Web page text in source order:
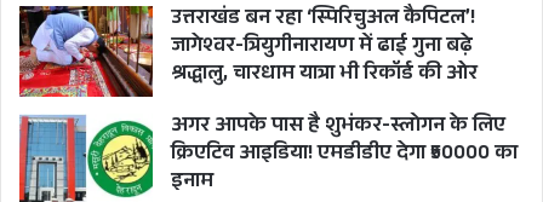
उत्तराखंड बन रहा ‘स्पिरिचुअल कैपिटल’!
जागेश्वर-त्रियुगीनारायण में ढाई गुना बढ़े
श्रद्धालु, चारधाम यात्रा भी रिकॉर्ड की ओर
अगर आपके पास है शुभंकर-स्लोगन के लिए
क्रिएटिव आइडिया! एमडीडीए देगा ₹50000 का
इनाम